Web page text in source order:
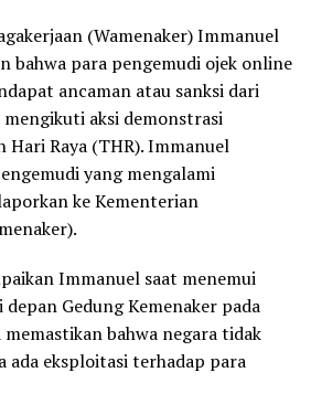
(Wamenaker) Immanuel
bahwa para pengemudi ojek online
ancaman atau sanksi dari
aksi demonstrasi
Raya (THR). Immanuel
yang mengalami
ke Kementerian
Immanuel saat menemui
Gedung Kemenaker pada
bahwa negara tidak
ada eksploitasi terhadap para